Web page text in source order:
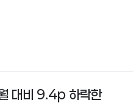
대비 9.4p 하락한